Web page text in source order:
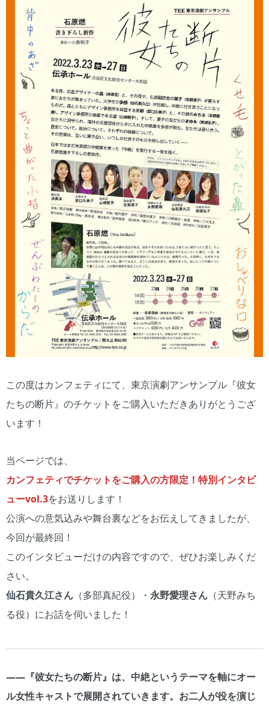
この度はカンフェティにて、東京演劇アンサンブル『彼女
たちの断片』のチケットをご購入いただきありがとうござ
います！
当ページでは、
カンフェティでチケットをご購入の方限定！特別インタビ
ューvol.3をお送りします！
公演への意気込みや舞台裏などをお伝えしてきましたが、
今回が最終回！
このインタビューだけの内容ですので、ぜひお楽しみくだ
さい。
仙石貴久江さん （多部真紀役）・ 永野愛理さん （天野みち
る役）にお話を伺いました！
――『彼女たちの断片』は、中絶というテーマを軸にオー
ル女性キャストで展開されていきます。お二人が役を演じ